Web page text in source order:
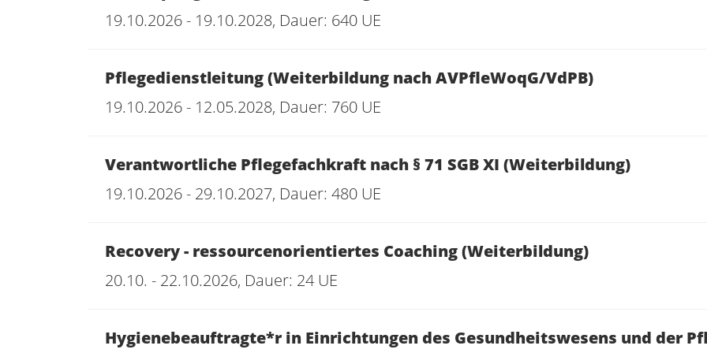
19.10.2026 - 19.10.2028, Dauer: 640 UE
Pflegedienstleitung (Weiterbildung nach AVPfleWoqG/VdPB)
19.10.2026 - 12.05.2028, Dauer: 760 UE
Verantwortliche Pflegefachkraft nach § 71 SGB XI (Weiterbildung)
19.10.2026 - 29.10.2027, Dauer: 480 UE
Recovery - ressourcenorientiertes Coaching (Weiterbildung)
20.10. - 22.10.2026, Dauer: 24 UE
Hygienebeauftragte*r in Einrichtungen des Gesundheitswesens und der